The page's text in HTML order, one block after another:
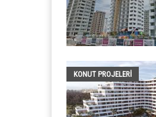
KONUT PROJELERI